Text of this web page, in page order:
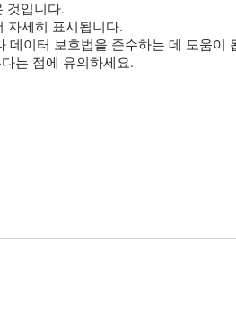
것입니다.
자세히 표시됩니다.
데이터 보호법을 준수하는 데 도움이
는 점에 유의하세요.